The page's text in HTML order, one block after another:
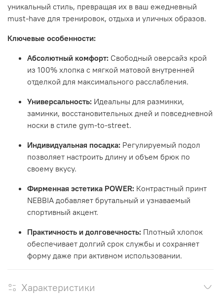
уникальный стиль, превращая их в ваш ежедневный
must-have для тренировок, отдыха и уличных образов.
Ключевые особенности:
Абсолютный комфорт: Свободный оверсайз крой
из 100% хлопка с мягкой матовой внутренней
отделкой для максимального расслабления.
Универсальность: Идеальны для разминки,
заминки, восстановительных дней и повседневной
носки в стиле gym-to-street.
Индивидуальная посадка: Регулируемый подол
позволяет настроить длину и объем брюк по
своему вкусу.
Фирменная эстетика POWER: Контрастный принт
NEBBIA добавляет брутальный и узнаваемый
спортивный акцент.
Практичность и долговечность: Плотный хлопок
обеспечивает долгий срок службы и сохраняет
форму даже при активном использовании.
Характеристики